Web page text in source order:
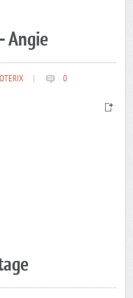
Angie
0